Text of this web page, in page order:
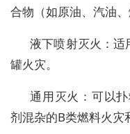
合物（如原油、汽油
液下喷射灭火：适
罐火灾。
通用灭火：可以
剂混杂的B类燃料火灾